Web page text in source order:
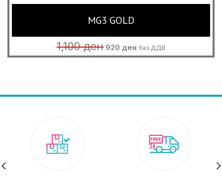
MG3 GOLD
1,100ден Original
price
920 ден Current
price
без ДДВ